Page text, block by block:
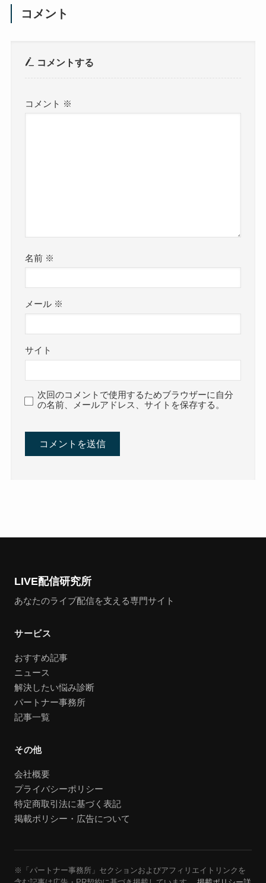
コメント
コメントする
コメント ※
名前 ※
メール ※
サイト
次回のコメントで使用するためブラウザーに自分
の名前、メールアドレス、サイトを保存する。
LIVE配信研究所
あなたのライブ配信を支える専門サイト
サービス
おすすめ記事
ニュース
解決したい悩み診断
パートナー事務所
記事一覧
その他
会社概要
プライバシーポリシー
特定商取引法に基づく表記
掲載ポリシー・広告について
※「パートナー事務所」セクションおよびアフィリエイトリンクを